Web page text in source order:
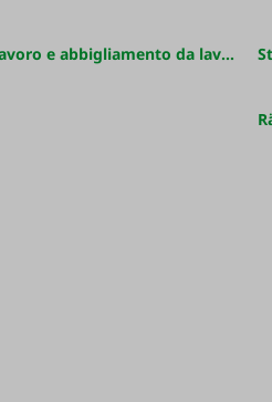
Sicurezza sul lavoro e abbigliamento da lavoro